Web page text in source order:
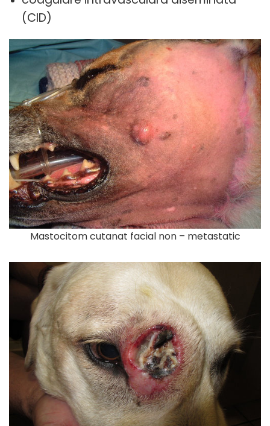
(CID)
Mastocitom cutanat facial non – metastatic